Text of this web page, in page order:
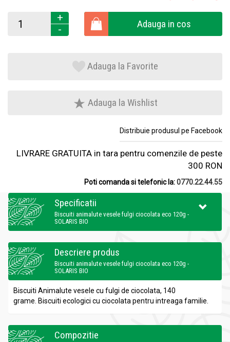
+
-
Adauga in cos
Adauga la Favorite
Adauga la Wishlist
Distribuie produsul pe Facebook
LIVRARE GRATUITA in tara pentru comenzile de peste
300 RON
Poti comanda si telefonic la:0770.22.44.55
Specificatii
Biscuiti animalute vesele fulgi ciocolata eco 120g -
SOLARIS BIO
Descriere produs
Biscuiti animalute vesele fulgi ciocolata eco 120g -
SOLARIS BIO
Biscuiti Animalute vesele cu fulgi de ciocolata, 140
grame. Biscuiti ecologici cu ciocolata pentru intreaga familie.
Compozitie